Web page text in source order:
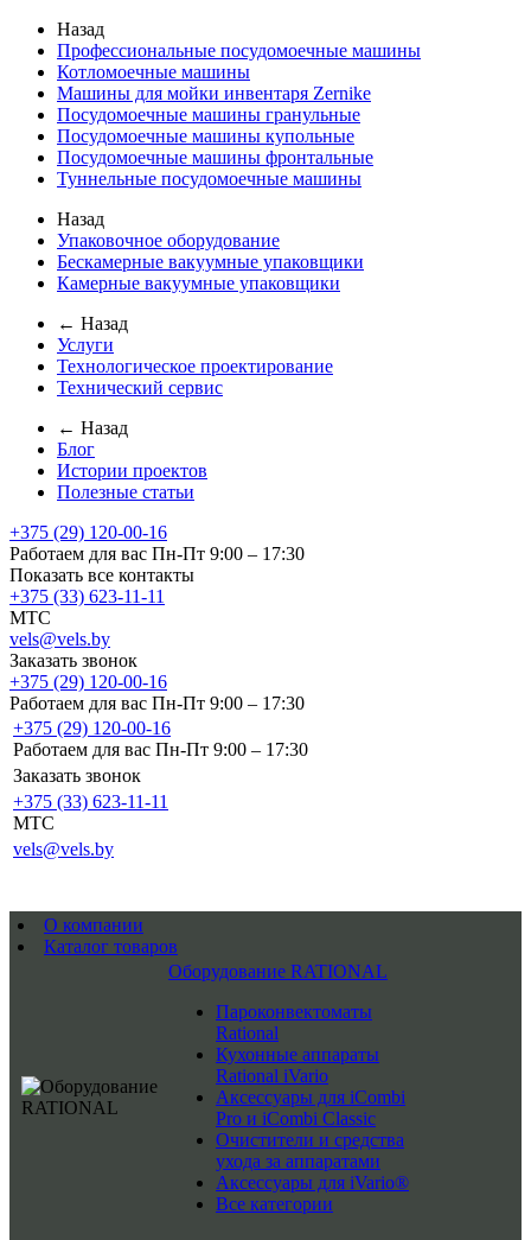
Назад
Профессиональные посудомоечные машины
Котломоечные машины
Машины для мойки инвентаря Zernike
Посудомоечные машины гранульные
Посудомоечные машины купольные
Посудомоечные машины фронтальные
Туннельные посудомоечные машины
Назад
Упаковочное оборудование
Бескамерные вакуумные упаковщики
Камерные вакуумные упаковщики
← Назад
Услуги
Технологическое проектирование
Технический сервис
← Назад
Блог
Истории проектов
Полезные статьи
+375 (29) 120-00-16
Работаем для вас Пн-Пт 9:00 – 17:30
Показать все контакты
+375 (33) 623-11-11
MTC
vels@vels.by
Заказать звонок
+375 (29) 120-00-16
Работаем для вас Пн-Пт 9:00 – 17:30
+375 (29) 120-00-16
Работаем для вас Пн-Пт 9:00 – 17:30
Заказать звонок
+375 (33) 623-11-11
MTC
vels@vels.by
О компании
Каталог товаров
Оборудование RATIONAL
Пароконвектоматы
Rational
Кухонные аппараты
Rational iVario
Аксессуары для iCombi
Pro и iCombi Classic
Очистители и средства
ухода за аппаратами
Аксессуары для iVario®
Все категории